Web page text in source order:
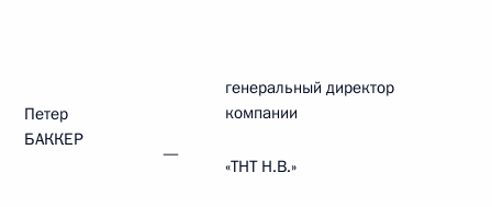
Петер
БАККЕР
—
генеральный директор
компании
«ТНТ Н.В.»